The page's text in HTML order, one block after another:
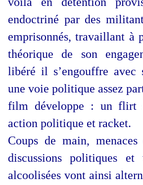
endoctriné par des
emprisonnés, travaillant à
théorique de son
libéré il s’engouffre avec
une voie politique assez
film développe : un flirt
action politique et racket.
Coups de main, menaces
discussions politiques et
alcoolisées vont ainsi